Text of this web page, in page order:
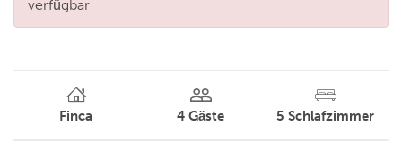
verfügbar
Finca 4 Gäste 5 Schlafzimmer